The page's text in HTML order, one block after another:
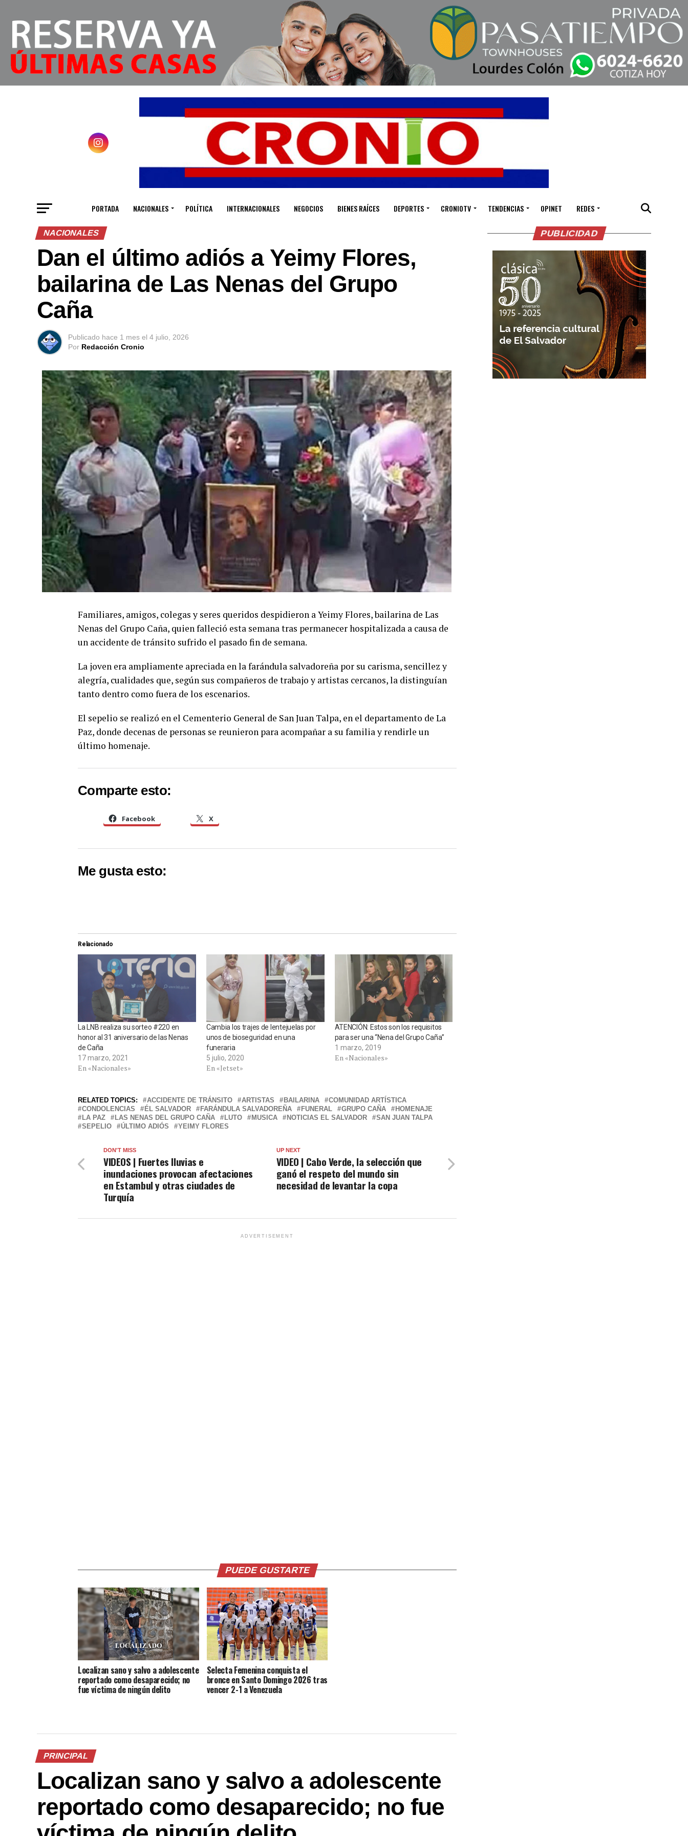
PORTADA NACIONALES POLÍTICA INTERNACIONALES NEGOCIOS BIENES RAÍCES DEPORTES CRONIOTV TENDENCIAS OPINET REDES
NACIONALES
Dan el último adiós a Yeimy Flores,
bailarina de Las Nenas del Grupo
Caña
Publicado hace 1 mes el 4 julio, 2026
Por Redacción Cronio
Familiares, amigos, colegas y seres queridos despidieron a Yeimy Flores, bailarina de Las
Nenas del Grupo Caña, quien falleció esta semana tras permanecer hospitalizada a causa de
un accidente de tránsito sufrido el pasado fin de semana.
La joven era ampliamente apreciada en la farándula salvadoreña por su carisma, sencillez y
alegría, cualidades que, según sus compañeros de trabajo y artistas cercanos, la distinguían
tanto dentro como fuera de los escenarios.
El sepelio se realizó en el Cementerio General de San Juan Talpa, en el departamento de La
Paz, donde decenas de personas se reunieron para acompañar a su familia y rendirle un
último homenaje.
Comparte esto:
Facebook X
Me gusta esto:
Relacionado
La LNB realiza su sorteo #220 en
honor al 31 aniversario de las Nenas
de Caña
17 marzo, 2021
En «Nacionales»
Cambia los trajes de lentejuelas por
unos de bioseguridad en una
funeraria
5 julio, 2020
En «Jetset»
ATENCIÓN: Estos son los requisitos
para ser una “Nena del Grupo Caña”
1 marzo, 2019
En «Nacionales»
RELATED TOPICS: ACCIDENTE DE TRÁNSITO ARTISTAS BAILARINA
COMUNIDAD ARTÍSTICA
CONDOLENCIAS
ÉL SALVADOR FARÁNDULA SALVADOREÑA FUNERAL GRUPO CAÑA
HOMENAJE
LA PAZ
LAS NENAS DEL GRUPO CAÑA LUTO MUSICA NOTICIAS EL SALVADOR
SAN JUAN TALPA
SEPELIO
ÚLTIMO ADIÓS YEIMY FLORES
UP NEXT
VIDEO | Cabo Verde, la selección que
ganó el respeto del mundo sin
necesidad de levantar la copa
DON'T MISS
VIDEOS | Fuertes lluvias e
inundaciones provocan afectaciones
en Estambul y otras ciudades de
Turquía
ADVERTISEMENT
PUEDE GUSTARTE
Localizan sano y salvo a adolescente
reportado como desaparecido; no
fue víctima de ningún delito
Selecta Femenina conquista el
bronce en Santo Domingo 2026 tras
vencer 2-1 a Venezuela
PRINCIPAL
Localizan sano y salvo a adolescente
reportado como desaparecido; no fue
PUBLICIDAD